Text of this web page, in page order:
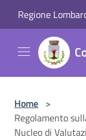
Regione
Home >
Regolamento
Nucleo di